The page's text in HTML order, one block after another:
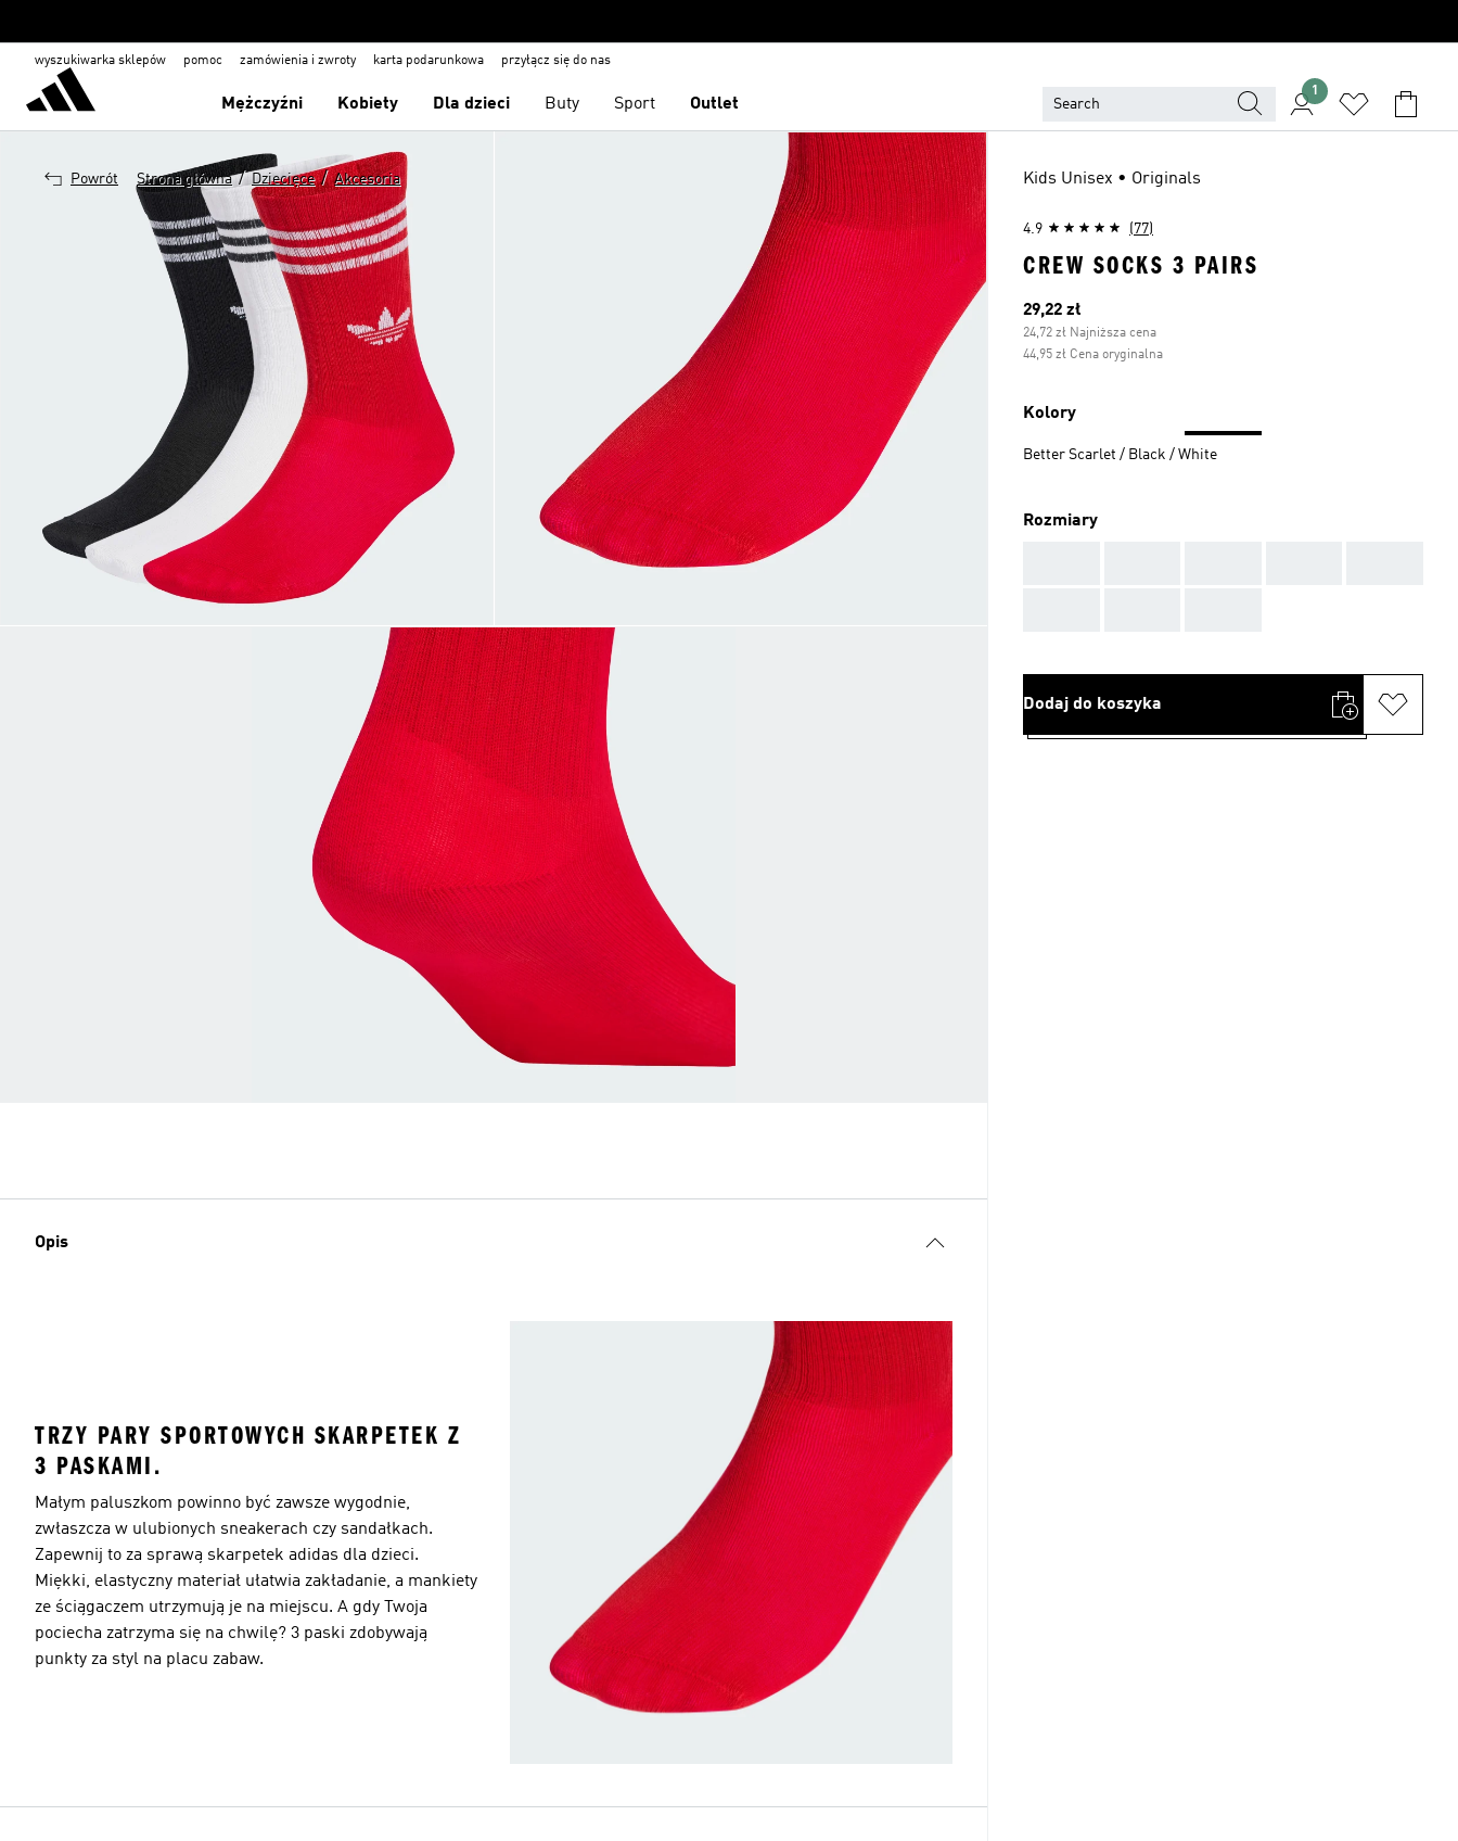
wyszukiwarka sklepów pomoc zamówienia i zwroty karta podarunkowa przyłącz się do nas
Mężczyźni Kobiety Dla dzieci Buty Sport Outlet
1
Powrót Strona główna / Dziecięce / Akcesoria
Opis
TRZY PARY SPORTOWYCH SKARPETEK Z
3 PASKAMI.
Małym paluszkom powinno być zawsze wygodnie,
zwłaszcza w ulubionych sneakerach czy sandałkach.
Zapewnij to za sprawą skarpetek adidas dla dzieci.
Miękki, elastyczny materiał ułatwia zakładanie, a mankiety
ze ściągaczem utrzymują je na miejscu. A gdy Twoja
pociecha zatrzyma się na chwilę? 3 paski zdobywają
punkty za styl na placu zabaw.
Kids Unisex • Originals
4.9 (77)
CREW SOCKS 3 PAIRS
Bieżąca cena
29,22 zł
24,72 zł Najniższa cena
44,95 zł Cena oryginalna
Kolory
Better Scarlet / Black / White
Rozmiary
Dodaj do koszyka